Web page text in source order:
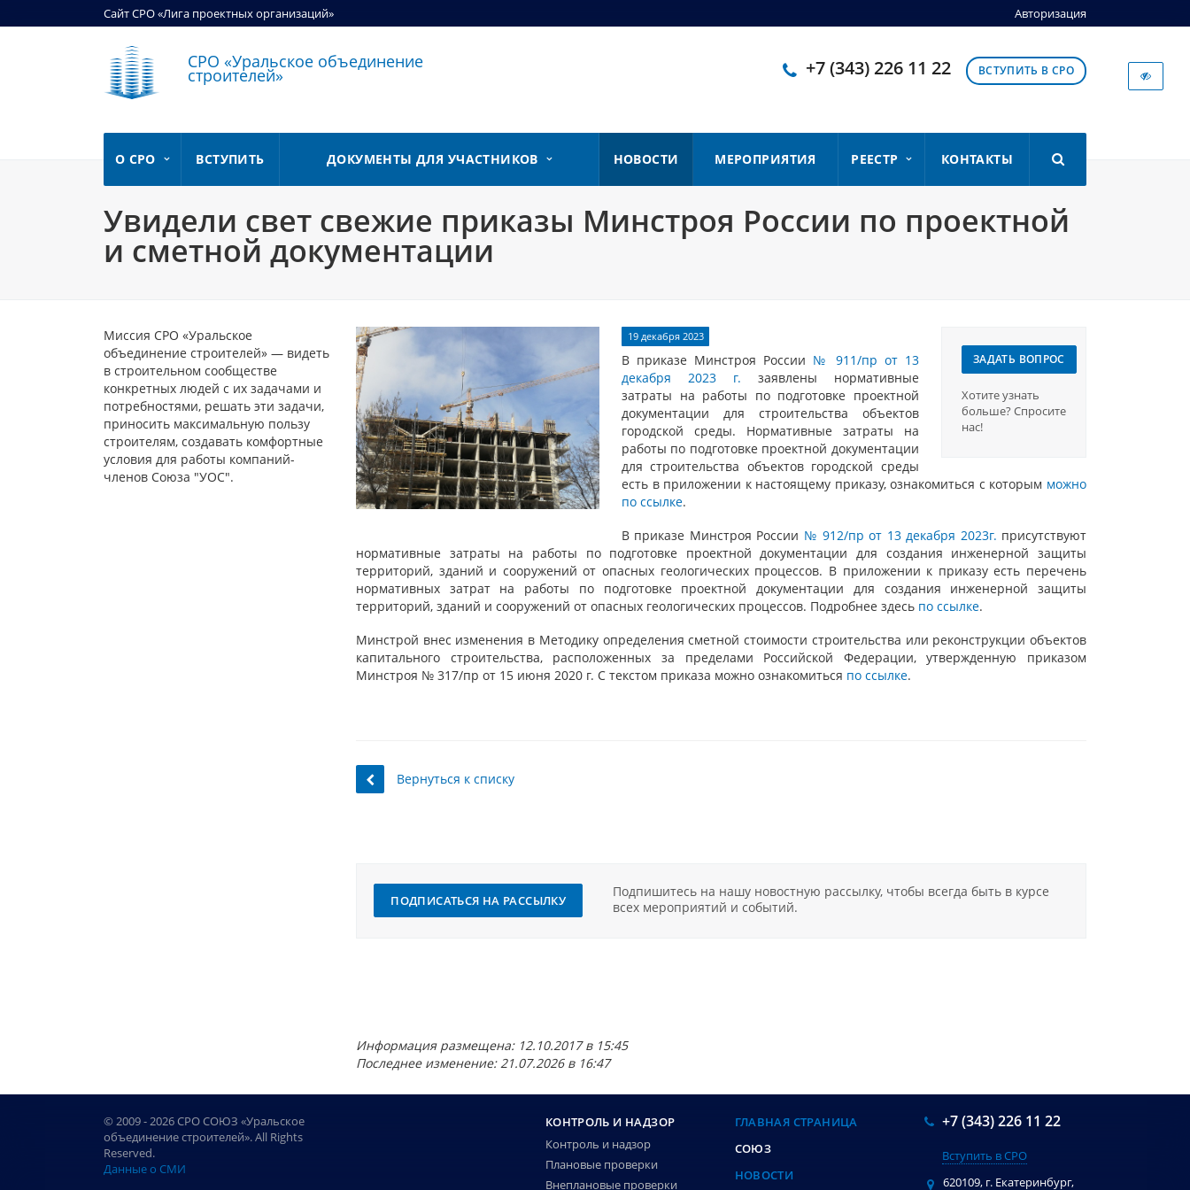
Сайт СРО «Лига проектных организаций» Авторизация
СРО «Уральское объединение
строителей» ВСТУПИТЬ В СРО
+7 (343) 226 11 22
О СРО ВСТУПИТЬ ДОКУМЕНТЫ ДЛЯ УЧАСТНИКОВ НОВОСТИ МЕРОПРИЯТИЯ РЕЕСТР КОНТАКТЫ
Увидели свет свежие приказы Минстроя России по проектной
и сметной документации
Миссия СРО «Уральское
объединение строителей» — видеть
в строительном сообществе
конкретных людей с их задачами и
потребностями, решать эти задачи,
приносить максимальную пользу
строителям, создавать комфортные
условия для работы компаний-
членов Союза "УОС".
ЗАДАТЬ ВОПРОС
Хотите узнать
больше? Cпросите
нас!
19 декабря 2023
В приказе Минстроя России № 911/пр от 13
декабря 2023 г. заявлены нормативные
затраты на работы по подготовке проектной
документации для строительства объектов
городской среды. Нормативные затраты на
работы по подготовке проектной документации
для строительства объектов городской среды
есть в приложении к настоящему приказу, ознакомиться с которым можно
по ссылке.
В приказе Минстроя России № 912/пр от 13 декабря 2023г. присутствуют
нормативные затраты на работы по подготовке проектной документации для создания инженерной защиты
территорий, зданий и сооружений от опасных геологических процессов. В приложении к приказу есть перечень
нормативных затрат на работы по подготовке проектной документации для создания инженерной защиты
территорий, зданий и сооружений от опасных геологических процессов. Подробнее здесь по ссылке.
Минстрой внес изменения в Методику определения сметной стоимости строительства или реконструкции объектов
капитального строительства, расположенных за пределами Российской Федерации, утвержденную приказом
Минстроя № 317/пр от 15 июня 2020 г. С текстом приказа можно ознакомиться по ссылке.
Вернуться к списку
ПОДПИСАТЬСЯ НА РАССЫЛКУ
Подпишитесь на нашу новостную рассылку, чтобы всегда быть в курсе
всех мероприятий и событий.
Информация размещена: 12.10.2017 в 15:45
Последнее изменение: 21.07.2026 в 16:47
© 2009 - 2026 СРО СОЮЗ «Уральское
объединение строителей». All Rights
Reserved.
Данные о СМИ
КОНТРОЛЬ И НАДЗОР
Контроль и надзор
Плановые проверки
Внеплановые проверки
ГЛАВНАЯ СТРАНИЦА
СОЮЗ
НОВОСТИ
+7 (343) 226 11 22
Вступить в СРО
620109, г. Екатеринбург,